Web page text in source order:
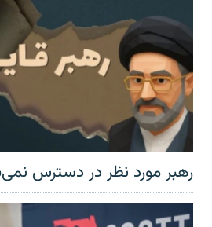
رهبر مورد نظر در دسترس